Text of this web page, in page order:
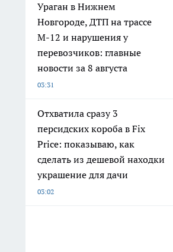
Ураган в Нижнем
Новгороде, ДТП на трассе
М-12 и нарушения у
перевозчиков: главные
новости за 8 августа
03:31
Отхватила сразу 3
персидских короба в Fix
Price: показываю, как
сделать из дешевой находки
украшение для дачи
03:02